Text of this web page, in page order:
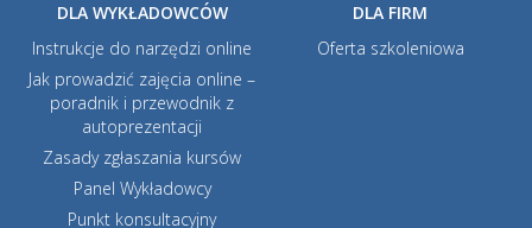
DLA WYKŁADOWCÓW
Instrukcje do narzędzi online
Jak prowadzić zajęcia online –
poradnik i przewodnik z
autoprezentacji
Zasady zgłaszania kursów
Panel Wykładowcy
Punkt konsultacyjny
DLA FIRM
Oferta szkoleniowa